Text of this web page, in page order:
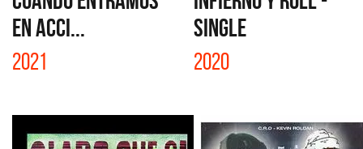
EN ACCI...
2021
SINGLE
2020